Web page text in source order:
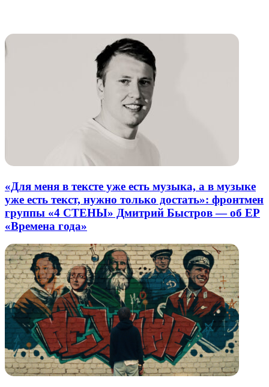
«Для меня в тексте уже есть музыка, а в музыке
уже есть текст, нужно только достать»: фронтмен
группы «4 СТЕНЫ» Дмитрий Быстров — об EP
«Времена года»